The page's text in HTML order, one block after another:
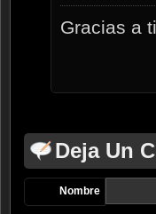
Gracias a
Deja Un
Nombre